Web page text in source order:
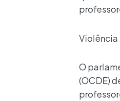
Violência
O
(OCDE)